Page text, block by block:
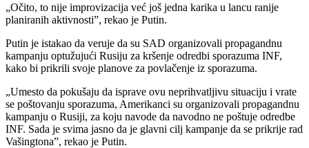
„Očito, to nije improvizacija već još jedna karika u lancu ranije
planiranih aktivnosti”, rekao je Putin.
Putin je istakao da veruje da su SAD organizovali propagandnu
kampanju optužujući Rusiju za kršenje odredbi sporazuma INF,
kako bi prikrili svoje planove za povlačenje iz sporazuma.
„Umesto da pokušaju da isprave ovu neprihvatljivu situaciju i vrate
se poštovanju sporazuma, Amerikanci su organizovali propagandnu
kampanju o Rusiji, za koju navode da navodno ne poštuje odredbe
INF. Sada je svima jasno da je glavni cilj kampanje da se prikrije rad
Vašingtona”, rekao je Putin.